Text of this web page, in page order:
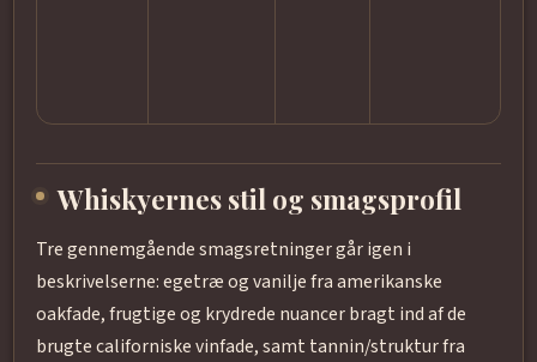
Whiskyernes stil og smagsprofil
Tre gennemgående smagsretninger går igen i
beskrivelserne: egetræ og vanilje fra amerikanske
oakfade, frugtige og krydrede nuancer bragt ind af de
brugte californiske vinfade, samt tannin/struktur fra